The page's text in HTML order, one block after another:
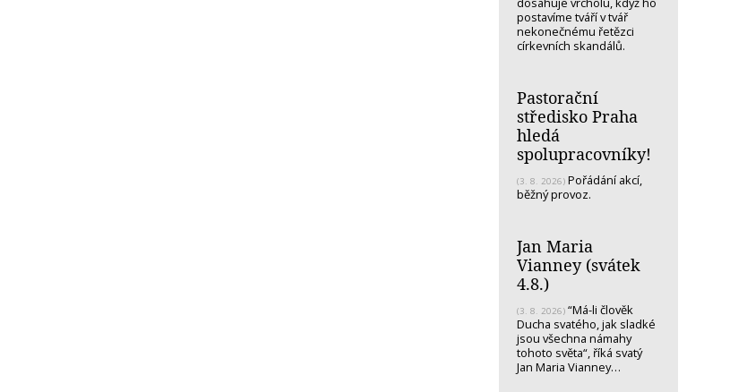
postavíme tváří v tvář
nekonečnému řetězci
církevních skandálů.
Pastorační
středisko Praha
hledá
spolupracovníky!
(3. 8. 2026) Pořádání akcí,
běžný provoz.
Jan Maria
Vianney (svátek
4.8.)
(3. 8. 2026) “Má-li člověk
Ducha svatého, jak sladké
jsou všechna námahy
tohoto světa“, říká svatý
Jan Maria Vianney…